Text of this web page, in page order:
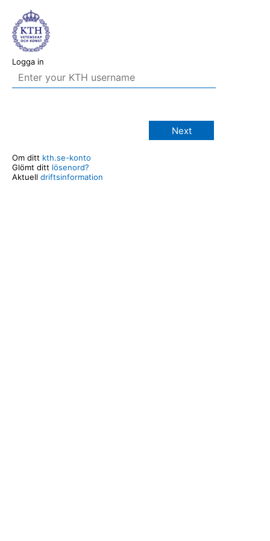
Logga in
Next
Om ditt kth.se-konto
Glömt ditt lösenord?
Aktuell driftsinformation